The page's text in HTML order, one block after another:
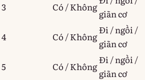
3 Có / Không
giãn cơ
4 Có / Không
Đi / ngồi /
giãn cơ
5 Có / Không
Đi / ngồi /
giãn cơ